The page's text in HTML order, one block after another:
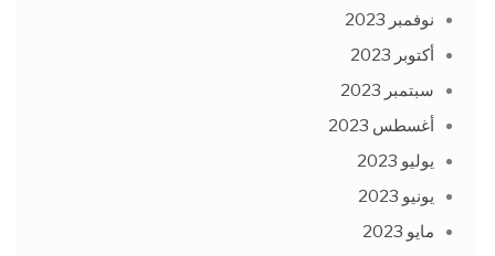
نوفمبر 2023
أكتوبر 2023
سبتمبر 2023
أغسطس 2023
يوليو 2023
يونيو 2023
مايو 2023